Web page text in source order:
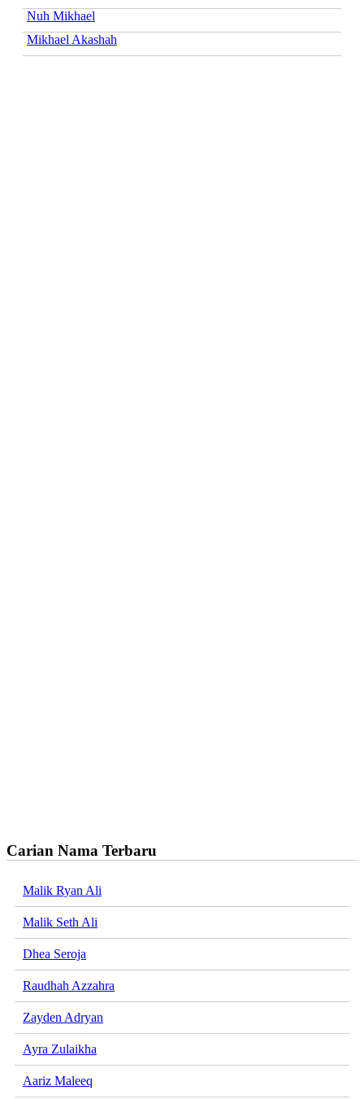
Nuh Mikhael
Mikhael Akashah
Carian Nama Terbaru
Malik Ryan Ali
Malik Seth Ali
Dhea Seroja
Raudhah Azzahra
Zayden Adryan
Ayra Zulaikha
Aariz Maleeq